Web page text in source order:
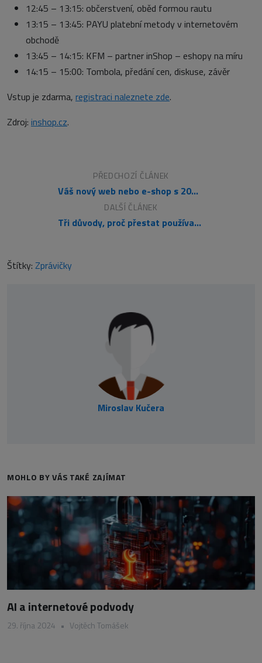
12:45 – 13:15: občerstvení, oběd formou rautu
13:15 – 13:45: PAYU platební metody v internetovém
obchodě
13:45 – 14:15: KFM – partner inShop – eshopy na míru
14:15 – 15:00: Tombola, předání cen, diskuse, závěr
Vstup je zdarma, registraci naleznete zde.
Zdroj: inshop.cz.
PŘEDCHOZÍ ČLÁNEK
Váš nový web nebo e-shop s 20% slevou
DALŠÍ ČLÁNEK
Tři důvody, proč přestat používat navigační panely
Štítky: Zprávičky
Miroslav Kučera
MOHLO BY VÁS TAKÉ ZAJÍMAT
AI a internetové podvody
29. října 2024 • Vojtěch Tomášek